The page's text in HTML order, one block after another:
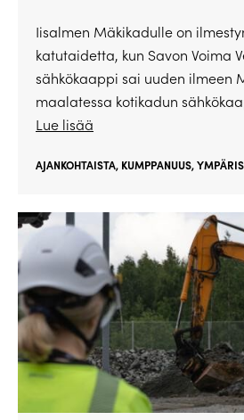
Iisalmen Mäkikadulle on
katutaidetta, kun Savon Voima
sähkökaappi sai uuden ilmeen
maalatessa kotikadun
Lue lisää
AJANKOHTAISTA, KUMPPANUUS,